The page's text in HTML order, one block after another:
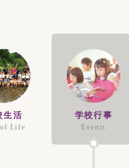
生活
Life
学校行事
Events